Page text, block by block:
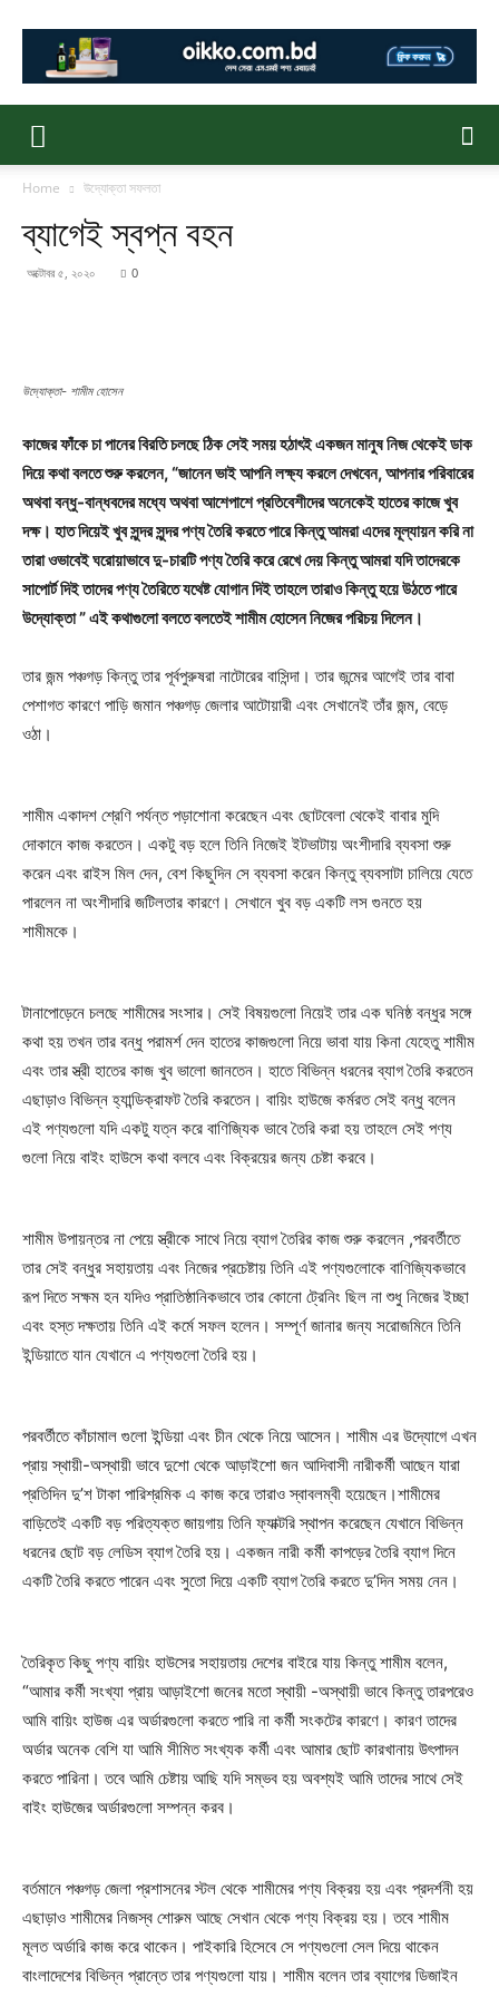
Home উদ্যোক্তা সফলতা
ব্যাগেই স্বপ্ন বহন
অক্টোবর ৫, ২০২০ 0
উদ্যোক্তা- শামীম হোসেন
কাজের ফাঁকে চা পানের বিরতি চলছে ঠিক সেই সময় হঠাৎই একজন মানুষ নিজ থেকেই ডাক
দিয়ে কথা বলতে শুরু করলেন, “জানেন ভাই আপনি লক্ষ্য করলে দেখবেন, আপনার পরিবারের
অথবা বন্ধু-বান্ধবদের মধ্যে অথবা আশেপাশে প্রতিবেশীদের অনেকেই হাতের কাজে খুব
দক্ষ। হাত দিয়েই খুব সুন্দর সুন্দর পণ্য তৈরি করতে পারে কিন্তু আমরা এদের মূল্যায়ন করি না
তারা ওভাবেই ঘরোয়াভাবে দু-চারটি পণ্য তৈরি করে রেখে দেয় কিন্তু আমরা যদি তাদেরকে
সাপোর্ট দিই তাদের পণ্য তৈরিতে যথেষ্ট যোগান দিই তাহলে তারাও কিন্তু হয়ে উঠতে পারে
উদ্যোক্তা ” এই কথাগুলো বলতে বলতেই শামীম হোসেন নিজের পরিচয় দিলেন।
তার জন্ম পঞ্চগড় কিন্তু তার পূর্বপুরুষরা নাটোরের বাসিন্দা। তার জন্মের আগেই তার বাবা
পেশাগত কারণে পাড়ি জমান পঞ্চগড় জেলার আটোয়ারী এবং সেখানেই তাঁর জন্ম, বেড়ে
ওঠা।
শামীম একাদশ শ্রেণি পর্যন্ত পড়াশোনা করেছেন এবং ছোটবেলা থেকেই বাবার মুদি
দোকানে কাজ করতেন। একটু বড় হলে তিনি নিজেই ইটভাটায় অংশীদারি ব্যবসা শুরু
করেন এবং রাইস মিল দেন, বেশ কিছুদিন সে ব্যবসা করেন কিন্তু ব্যবসাটা চালিয়ে যেতে
পারলেন না অংশীদারি জটিলতার কারণে। সেখানে খুব বড় একটি লস গুনতে হয়
শামীমকে।
টানাপোড়েনে চলছে শামীমের সংসার। সেই বিষয়গুলো নিয়েই তার এক ঘনিষ্ঠ বন্ধুর সঙ্গে
কথা হয় তখন তার বন্ধু পরামর্শ দেন হাতের কাজগুলো নিয়ে ভাবা যায় কিনা যেহেতু শামীম
এবং তার স্ত্রী হাতের কাজ খুব ভালো জানতেন। হাতে বিভিন্ন ধরনের ব্যাগ তৈরি করতেন
এছাড়াও বিভিন্ন হ্যান্ডিক্রাফট তৈরি করতেন। বায়িং হাউজে কর্মরত সেই বন্ধু বলেন
এই পণ্যগুলো যদি একটু যত্ন করে বাণিজ্যিক ভাবে তৈরি করা হয় তাহলে সেই পণ্য
গুলো নিয়ে বাইং হাউসে কথা বলবে এবং বিক্রয়ের জন্য চেষ্টা করবে।
শামীম উপায়ন্তর না পেয়ে স্ত্রীকে সাথে নিয়ে ব্যাগ তৈরির কাজ শুরু করলেন ,পরবর্তীতে
তার সেই বন্ধুর সহায়তায় এবং নিজের প্রচেষ্টায় তিনি এই পণ্যগুলোকে বাণিজ্যিকভাবে
রূপ দিতে সক্ষম হন যদিও প্রাতিষ্ঠানিকভাবে তার কোনো ট্রেনিং ছিল না শুধু নিজের ইচ্ছা
এবং হস্ত দক্ষতায় তিনি এই কর্মে সফল হলেন। সম্পূর্ণ জানার জন্য সরোজমিনে তিনি
ইন্ডিয়াতে যান যেখানে এ পণ্যগুলো তৈরি হয়।
পরবর্তীতে কাঁচামাল গুলো ইন্ডিয়া এবং চীন থেকে নিয়ে আসেন। শামীম এর উদ্যোগে এখন
প্রায় স্থায়ী-অস্থায়ী ভাবে দুশো থেকে আড়াইশো জন আদিবাসী নারীকর্মী আছেন যারা
প্রতিদিন দু’শ টাকা পারিশ্রমিক এ কাজ করে তারাও স্বাবলম্বী হয়েছেন।শামীমের
বাড়িতেই একটি বড় পরিত্যক্ত জায়গায় তিনি ফ্যাক্টরি স্থাপন করেছেন যেখানে বিভিন্ন
ধরনের ছোট বড় লেডিস ব্যাগ তৈরি হয়। একজন নারী কর্মী কাপড়ের তৈরি ব্যাগ দিনে
একটি তৈরি করতে পারেন এবং সুতো দিয়ে একটি ব্যাগ তৈরি করতে দু’দিন সময় নেন।
তৈরিকৃত কিছু পণ্য বায়িং হাউসের সহায়তায় দেশের বাইরে যায় কিন্তু শামীম বলেন,
“আমার কর্মী সংখ্যা প্রায় আড়াইশো জনের মতো স্থায়ী -অস্থায়ী ভাবে কিন্তু তারপরেও
আমি বায়িং হাউজ এর অর্ডারগুলো করতে পারি না কর্মী সংকটের কারণে। কারণ তাদের
অর্ডার অনেক বেশি যা আমি সীমিত সংখ্যক কর্মী এবং আমার ছোট কারখানায় উৎপাদন
করতে পারিনা। তবে আমি চেষ্টায় আছি যদি সম্ভব হয় অবশ্যই আমি তাদের সাথে সেই
বাইং হাউজের অর্ডারগুলো সম্পন্ন করব।
বর্তমানে পঞ্চগড় জেলা প্রশাসনের স্টল থেকে শামীমের পণ্য বিক্রয় হয় এবং প্রদর্শনী হয়
এছাড়াও শামীমের নিজস্ব শোরুম আছে সেখান থেকে পণ্য বিক্রয় হয়। তবে শামীম
মূলত অর্ডারি কাজ করে থাকেন। পাইকারি হিসেবে সে পণ্যগুলো সেল দিয়ে থাকেন
বাংলাদেশের বিভিন্ন প্রান্তে তার পণ্যগুলো যায়। শামীম বলেন তার ব্যাগের ডিজাইন